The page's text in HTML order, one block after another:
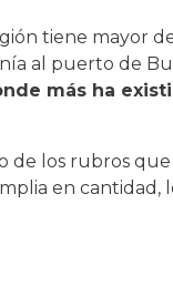
tiene mayor
al puerto de
más ha
de los rubros
en cantidad,